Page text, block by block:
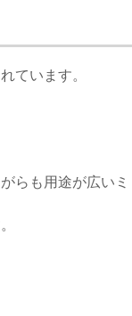
ています。
らも用途が広いミ